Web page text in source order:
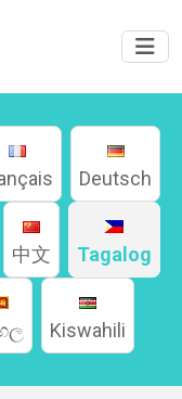
Deutsch
中文 Tagalog
Kiswahili